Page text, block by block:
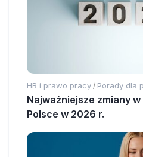
HR i prawo pracy / Porady dla
Najważniejsze zmiany
Polsce w 2026 r.